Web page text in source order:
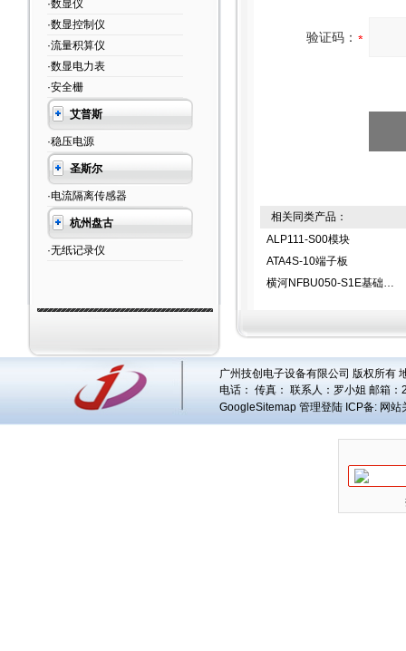
·数显仪
·数显控制仪
·流量积算仪
·数显电力表
·安全栅
艾普斯
·稳压电源
圣斯尔
·电流隔离传感器
杭州盘古
·无纸记录仪
验证码：
相关同类产品：
ALP111-S00模块
ATA4S-10端子板
横河NFBU050-S1E基础模块
广州技创电子设备有限公司 版权所有
电话： 传真： 联系人： 罗小姐 邮箱：
GoogleSitemap 管理登陆 ICP备: 网站